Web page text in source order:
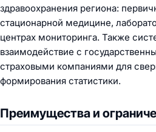
здравоохранения региона:
стационарной медицине,
центрах мониторинга. Также
взаимодействие с
страховыми компаниями для
формирования статистики.
Преимущества и